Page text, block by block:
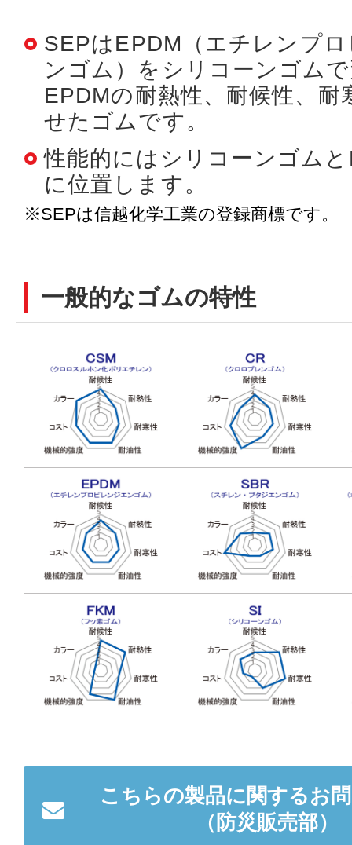
SEPはEPDM（エチレンプ
ンゴム）をシリコーンゴム
EPDMの耐熱性、耐候性、耐
せたゴムです。
性能的にはシリコーンゴム
に位置します。
※SEPは信越化学工業の登録商標です。
一般的なゴムの特性
こちらの製品に関するお
（防災販売部）